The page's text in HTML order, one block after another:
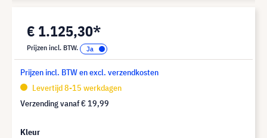
€ 1.125,30*
Prijzen incl. BTW.
Prijzen incl. BTW en excl. verzendkosten
Levertijd 8-15 werkdagen
Verzending vanaf€ 19,99
Kleur